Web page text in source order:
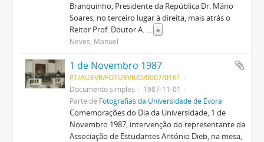
Branquinho, Presidente da República Dr. Mário
Soares, no terceiro lugar à direita, mais atrás o
Reitor Prof. Doutor A. ... »
Neves, Manuel
1 de Novembro 1987
PT/AUEVR/FOTUEVR/D/0007/0161
Documento simples
1987-11-01
Parte de Fotografias da Universidade de Évora
Comemorações do Dia da Universidade, 1 de
Novembro 1987; intervenção do representante da
Associação de Estudantes António Dieb, na mesa,